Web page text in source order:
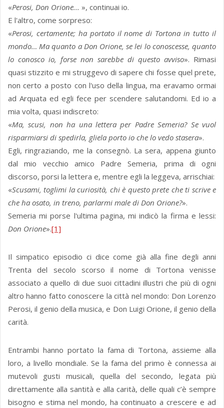
«Perosi, Don Orione... », continuai io.
E l'altro, come sorpreso:
«Perosi, certamente; ha portato il nome di Tortona in tutto il
mondo… Ma quanto a Don Orione, se lei lo conoscesse, quanto
lo conosco io, forse non sarebbe di questo avviso». Rimasi
quasi stizzito e mi struggevo di sapere chi fosse quel prete,
non certo a posto con l'uso della lingua, ma eravamo ormai
ad Arquata ed egli fece per scendere salutandomi. Ed io a
mia volta, quasi indiscreto:
«Ma, scusi, non ha una lettera per Padre Semeria? Se vuol
risparmiarsi di spedirla, gliela porto io che lo vedo stasera».
Egli, ringraziando, me la consegnò. La sera, appena giunto
dal mio vecchio amico Padre Semeria, prima di ogni
discorso, porsi la lettera e, mentre egli la leggeva, arrischiai:
«Scusami, toglimi la curiosità, chi è questo prete che ti scrive e
che ha osato, in treno, parlarmi male di Don Orione?».
Semeria mi porse l'ultima pagina, mi indicò la firma e lessi:
Don Orione».[1]
Il simpatico episodio ci dice come già alla fine degli anni
Trenta del secolo scorso il nome di Tortona venisse
associato a quello di due suoi cittadini illustri che più di ogni
altro hanno fatto conoscere la città nel mondo: Don Lorenzo
Perosi, il genio della musica, e Don Luigi Orione, il genio della
carità.
Entrambi hanno portato la fama di Tortona, assieme alla
loro, a livello mondiale. Se la fama del primo è connessa ai
mutevoli gusti musicali, quella del secondo, legata più
direttamente alla santità e alla carità, delle quali c’è sempre
bisogno e stima nel mondo, ha continuato a crescere e ad